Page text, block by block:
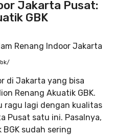
Jakarta Pusat:
GBK
di Jakarta yang bisa
Renang Akuatik GBK.
ragu lagi dengan kualitas
Pusat satu ini. Pasalnya,
sudah sering